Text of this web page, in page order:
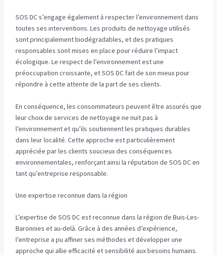
SOS DC s’engage également à respecter l’environnement dans
toutes ses interventions. Les produits de nettoyage utilisés
sont principalement biodégradables, et des pratiques
responsables sont mises en place pour réduire l’impact
écologique. Le respect de l’environnement est une
préoccupation croissante, et SOS DC fait de son mieux pour
répondre à cette attente de la part de ses clients.
En conséquence, les consommateurs peuvent être assurés que
leur choix de services de nettoyage ne nuit pas à
l’environnement et qu’ils soutiennent les pratiques durables
dans leur localité. Cette approche est particulièrement
appréciée par les clients soucieux des conséquences
environnementales, renforçant ainsi la réputation de SOS DC en
tant qu’entreprise responsable.
Une expertise reconnue dans la région
L’expertise de SOS DC est reconnue dans la région de Buis-Les-
Baronnies et au-delà. Grâce à des années d’expérience,
l’entreprise a pu affiner ses méthodes et développer une
approche qui allie efficacité et sensibilité aux besoins humains.